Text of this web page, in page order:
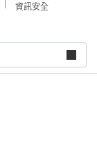
資訊安全